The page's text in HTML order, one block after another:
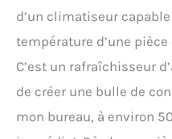
d’un climatiseur
température d’une
C’est un rafraîchisseur
de créer une bulle de
mon bureau, à environ